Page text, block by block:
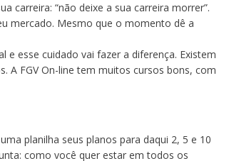
carreira: “não deixe a sua carreira morrer”.
mercado. Mesmo que o momento dê a
e esse cuidado vai fazer a diferença. Existem
A FGV On-line tem muitos cursos bons, com
planilha seus planos para daqui 2, 5 e 10
como você quer estar em todos os